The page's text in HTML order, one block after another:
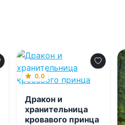
0.0
Дракон и
хранительница
кровавого принца